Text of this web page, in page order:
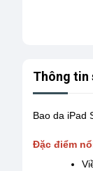
Thông tin
Bao da iPad
Đặc điểm